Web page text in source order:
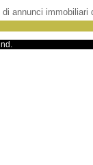
di annunci immobiliari